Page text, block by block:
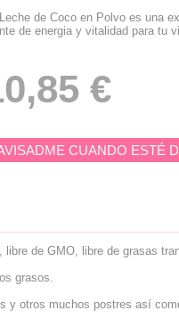
de Coco en Polvo es una
de energia y vitalidad para tu
€
CUANDO ESTÉ
de GMO, libre de grasas
grasos.
y otros muchos postres así